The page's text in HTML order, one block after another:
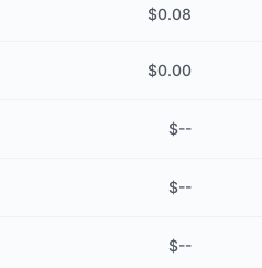
$0.08
$0.00
$--
$--
$--